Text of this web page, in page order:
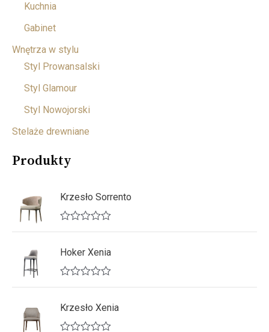
Kuchnia
Gabinet
Wnętrza w stylu
Styl Prowansalski
Styl Glamour
Styl Nowojorski
Stelaże drewniane
Produkty
Krzesło Sorrento
O
e
n
i
o
n
0
a
Hoker Xenia
O
e
n
i
Krzesło Xenia